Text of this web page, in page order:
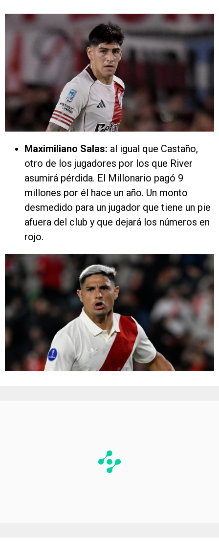
Maximiliano Salas: al igual que Castaño,
otro de los jugadores por los que River
asumirá pérdida. El Millonario pagó 9
millones por él hace un año. Un monto
desmedido para un jugador que tiene un pie
afuera del club y que dejará los números en
rojo.